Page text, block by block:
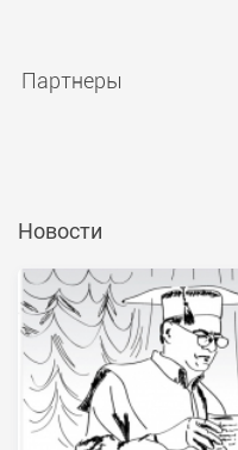
Партнеры